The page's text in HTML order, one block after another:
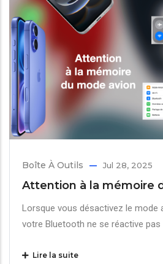
Boîte À Outils Jul 28, 2025
Attention à la mémoire
Lorsque vous désactivez le mode
votre Bluetooth ne se réactive pas
Lire la suite